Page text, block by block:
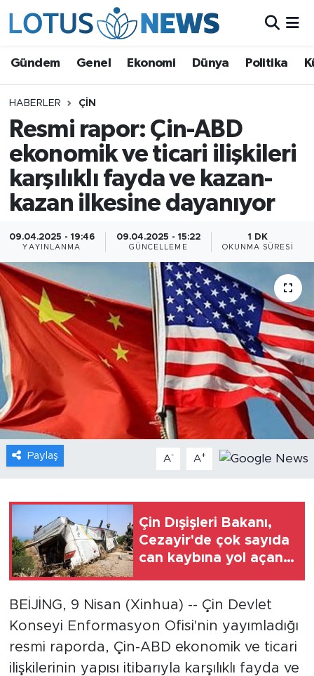
Gündem Genel Ekonomi Dünya Politika
HABERLER ÇIN
Resmi rapor: Çin-ABD
ekonomik ve ticari ilişkileri
karşılıklı fayda ve kazan-
kazan ilkesine dayanıyor
09.04.2025 - 19:46
YAYINLANMA
09.04.2025 - 15:22
GÜNCELLEME
1 DK
OKUNMA SÜRESI
Paylaş A- A+
Çin Dışişleri Bakanı,
Cezayir'de çok sayıda
can kaybına yol açan
mesajı gönderdi
BEİJİNG, 9 Nisan (Xinhua) -- Çin Devlet
Konseyi Enformasyon Ofisi'nin yayımladığı
resmi raporda, Çin-ABD ekonomik ve ticari
ilişkilerinin yapısı itibarıyla karşılıklı fayda ve
Ekonomi
Dünya
Politika
Kültür - Sanat ve Tarih
Yaşam
Bilim ve Teknoloji
Çin Fuarları
Gündem
Video
Sağlık
Foto Haber
Xinhua Türkiye
Seyahat